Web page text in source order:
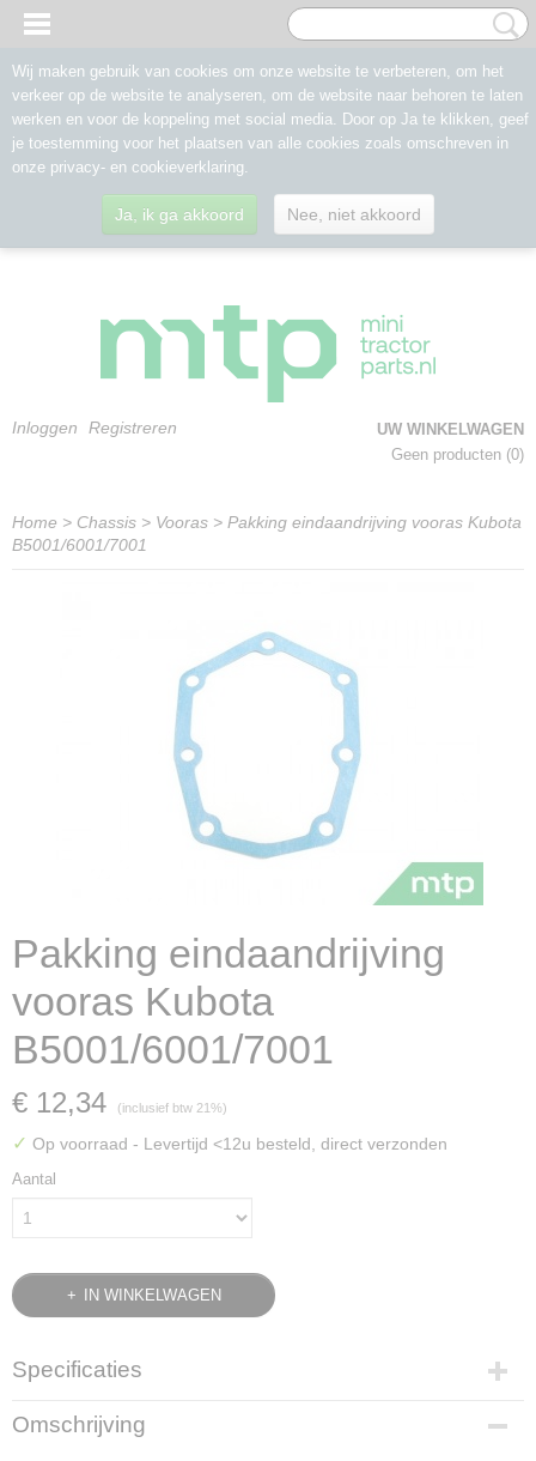
Inloggen Registreren
UW WINKELWAGEN
Geen producten (0)
Home > Chassis > Vooras > Pakking eindaandrijving vooras Kubota
B5001/6001/7001
Pakking eindaandrijving
vooras Kubota
B5001/6001/7001
€ 12,34 (inclusief btw 21%)
✓ Op voorraad - Levertijd <12u besteld, direct verzonden
Aantal
IN WINKELWAGEN
Specificaties
Bruto gewicht
0,10 Kg
Omschrijving
Wij maken gebruik van cookies om onze website te verbeteren, om het
verkeer op de website te analyseren, om de website naar behoren te laten
werken en voor de koppeling met social media. Door op Ja te klikken, geef
je toestemming voor het plaatsen van alle cookies zoals omschreven in
onze privacy- en cookieverklaring.
Ja, ik ga akkoord Nee, niet akkoord